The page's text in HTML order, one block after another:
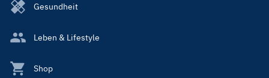
Gesundheit
Leben & Lifestyle
Shop